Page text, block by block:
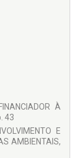
do Cross-
À
43
E
AMBIENTAIS,